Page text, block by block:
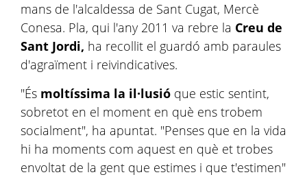
mans de l'alcaldessa de Sant Cugat, Mercè
Conesa. Pla, qui l'any 2011 va rebre la Creu de
Sant Jordi, ha recollit el guardó amb paraules
d'agraïment i reivindicatives.
"És moltíssima la il·lusió que estic sentint,
sobretot en el moment en què ens trobem
socialment", ha apuntat. "Penses que en la vida
hi ha moments com aquest en què et trobes
envoltat de la gent que estimes i que t'estimen"